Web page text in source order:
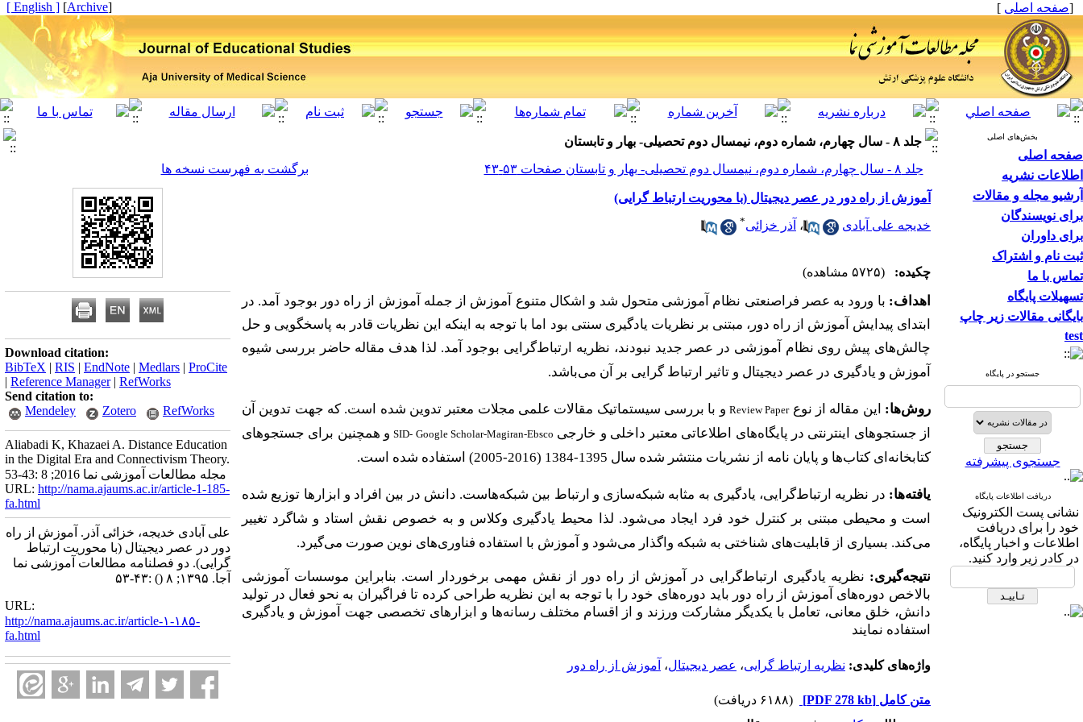
[صفحه اصلی ]
[
Archive
]
[ English ]
بخش‌های اصلی
صفحه اصلی
اطلاعات نشریه
آرشیو مجله و مقالات
برای نویسندگان
برای داوران
ثبت نام و اشتراک
تماس با ما
تسهیلات پایگاه
بایگانی مقالات زیر چاپ
test
جستجو در پایگاه
جستجوی پیشرفته
دریافت اطلاعات پایگاه
نشانی پست الکترونیک
خود را برای دریافت
اطلاعات و اخبار پایگاه،
در کادر زیر وارد کنید.
جلد ۸ - سال چهارم، شماره دوم، نیمسال دوم تحصیلی- بهار و تابستان
جلد ۸ - سال چهارم، شماره دوم، نیمسال دوم تحصیلی- بهار و تابستان صفحات ۵۳-۴۳
برگشت به فهرست نسخه ها
آموزش از راه دور در عصر دیجیتال (با محوریت ارتباط گرایی)
خدیجه علی آبادی ، آذر خزائی*
چکیده: (۵۷۲۵ مشاهده)
اهداف: با ورود به عصر فراصنعتی نظام آموزشی متحول شد و اشکال متنوع آموزش از جمله آموزش از راه دور بوجود آمد. در
ابتدای پیدایش آموزش از راه دور، مبتنی بر نظریات یادگیری سنتی بود اما با توجه به اینکه این نظریات قادر به پاسخگویی و حل
چالشهای پیش روی نظام آموزشی در عصر جدید نبودند، نظریه ارتباطگرایی بوجود آمد. لذا هدف مقاله حاضر بررسی شیوه
آموزش و یادگیری در عصر دیجیتال و تاثیر ارتباط گرایی بر آن میباشد.
روشها: این مقاله از نوعReview Paper و با بررسی سیستماتیک مقالات علمی مجلات معتبر تدوین شده است. که جهت تدوین آن
از جستجوهای اینترنتی در پایگاههای اطلاعاتی معتبر داخلی و خارجی SID- Google Scholar-Magiran-Ebscoو همچنین برای جستجوهای
کتابخانه ای کتابها و پایان نامه از نشریات منتشر شده سال 1395-1384 (2016-2005) استفاده شده است.
یافتهها: در نظریه ارتباطگرایی، یادگیری به مثابه شبکهسازی و ارتباط بین شبکههاست. دانش در بین افراد و ابزارها توزیع شده
است و محیطی مبتنی بر کنترل خود فرد ایجاد میشود. لذا محیط یادگیری وکلاس و به خصوص نقش استاد و شاگرد تغییر
میکند. بسیاری از قابلیتهای شناختی به شبکه واگذار میشود و آموزش با استفاده فناوریهای نوین صورت میگیرد.
نتیجهگیری: نظریه یادگیری ارتباطگرایی در آموزش از راه دور از نقش مهمی برخوردار است. بنابراین موسسات آموزشی
بالاخص دورههای آموزش از راه دور باید دورههای خود را با توجه به این نظریه طراحی کرده تا فراگیران به نحو فعال در تولید
دانش، خلق معانی، تعامل با یکدیگر مشارکت ورزند و از اقسام مختلف رسانهها و ابزارهای تخصصی جهت آموزش و یادگیری
استفاده نمایند
واژه‌های کلیدی: نظریه ارتباط گرایی، عصر دیجیتال، آموزش از راه دور
متن کامل [PDF 278 kb]
(۶۱۸۸ دریافت)
Download citation:
BibTeX | RIS | EndNote | Medlars | ProCite
| Reference Manager| RefWorks
Send citation to:
Mendeley
Zotero RefWorks
Aliabadi K, Khazaei A. Distance Education
in the Digital Era and Connectivism Theory.
مجله مطالعات آموزشی نما 2016; 8 :43-53
URL: http://nama.ajaums.ac.ir/article-1-185-
fa.html
علی آبادی خدیجه، خزائی آذر. آموزش از راه
دور در عصر دیجیتال (با محوریت ارتباط
گرایی). دو فصلنامه مطالعات آموزشی نما
آجا. ۱۳۹۵; ۸
() :۴۳-۵۳
URL:
http://nama.ajaums.ac.ir/article-۱-۱۸۵-
fa.html